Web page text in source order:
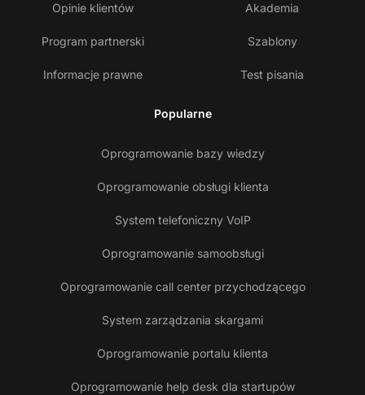
Opinie klientów
Program partnerski
Informacje prawne
Akademia
Szablony
Test pisania
Popularne
Oprogramowanie bazy wiedzy
Oprogramowanie obsługi klienta
System telefoniczny VoIP
Oprogramowanie samoobsługi
Oprogramowanie call center przychodzącego
System zarządzania skargami
Oprogramowanie portalu klienta
Oprogramowanie help desk dla startupów